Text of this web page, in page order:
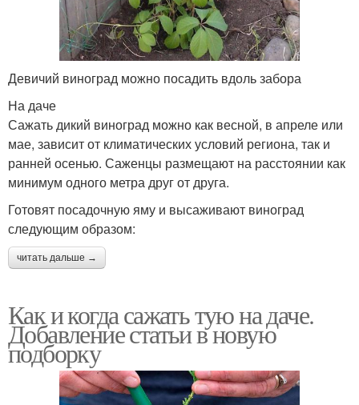
Девичий виноград можно посадить вдоль забора
На даче
Сажать дикий виноград можно как весной, в апреле или
мае, зависит от климатических условий региона, так и
ранней осенью. Саженцы размещают на расстоянии как
минимум одного метра друг от друга.
Готовят посадочную яму и высаживают виноград
следующим образом:
читать дальше →
Как и когда сажать тую на даче.
Добавление статьи в новую
подборку